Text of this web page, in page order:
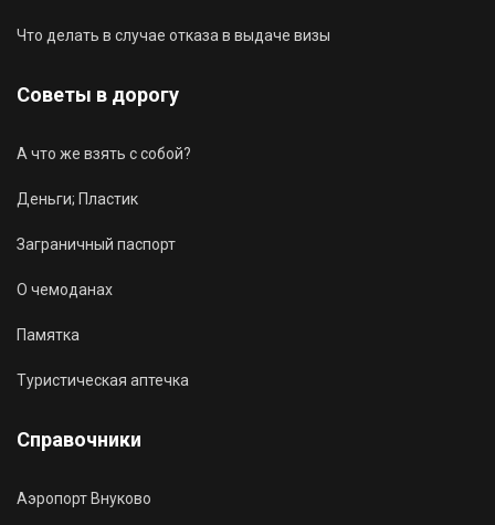
Что делать в случае отказа в выдаче визы
Советы в дорогу
А что же взять с собой?
Деньги; Пластик
Заграничный паспорт
О чемоданах
Памятка
Туристическая аптечка
Справочники
Аэропорт Внуково